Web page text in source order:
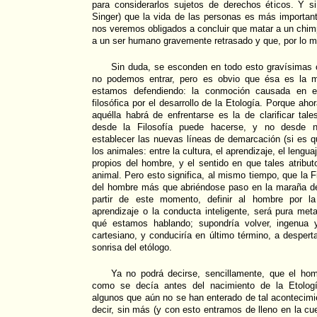
para considerarlos sujetos de derechos éticos. Y
Singer) que la vida de las personas es más
nos veremos obligados a concluir que matar a un
a un ser humano gravemente retrasado y que, por lo
Sin duda, se esconden en todo esto gravísimas
no podemos entrar, pero es obvio que ésa es la
estamos defendiendo: la conmoción causada en
filosófica por el desarrollo de la Etología. Porque
aquélla habrá de enfrentarse es la de clarificar
desde la Filosofía puede hacerse, y no desde
establecer las nuevas líneas de demarcación (si es
los animales: entre la cultura, el aprendizaje, el
propios del hombre, y el sentido en que tales
animal. Pero esto significa, al mismo tiempo, que la
del hombre más que abriéndose paso en la maraña
partir de este momento, definir al hombre por
aprendizaje o la conducta inteligente, será pura
qué estamos hablando; supondría volver,
cartesiano, y conduciría en último término, a
sonrisa del etólogo.
Ya no podrá decirse, sencillamente, que el
como se decía antes del nacimiento de la
algunos que aún no se han enterado de tal
decir, sin más (y con esto entramos de lleno en la